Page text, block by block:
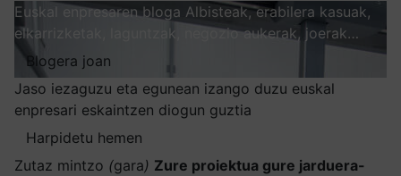
Euskal enpresaren bloga Albisteak, erabilera kasuak,
elkarrizketak, laguntzak, negozio aukerak, joerak…
Blogera joan
Jaso iezaguzu eta egunean izango duzu euskal
enpresari eskaintzen diogun guztia
Harpidetu hemen
Zutaz mintzo (gara) Zure proiektua gure jarduera-